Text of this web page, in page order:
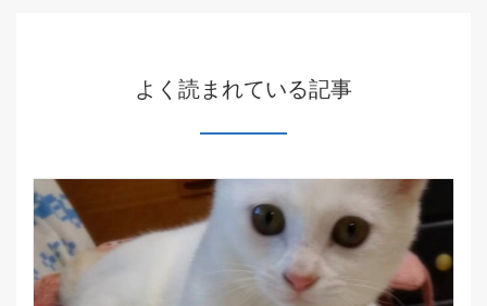
よく読まれている記事